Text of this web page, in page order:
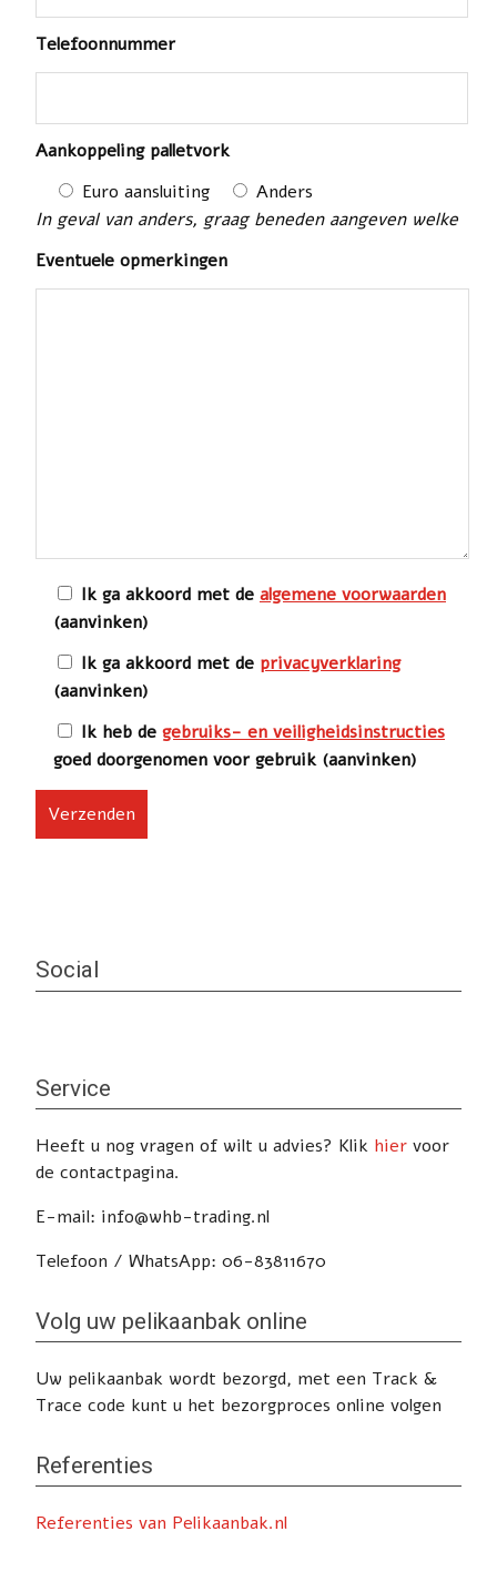
Telefoonnummer
Aankoppeling palletvork
Euro aansluiting
Anders
In geval van anders, graag beneden aangeven welke
Eventuele opmerkingen
Ik ga akkoord met de algemene voorwaarden
(aanvinken)
Ik ga akkoord met de privacyverklaring
(aanvinken)
Ik heb de gebruiks- en veiligheidsinstructies
goed doorgenomen voor gebruik (aanvinken)
G
l
e
d
e
d
l
e
g
e
l
a
t
n
.
Social
Service
Heeft u nog vragen of wilt u advies? Klik hier voor
de contactpagina.
E-mail: info@whb-trading.nl
Telefoon / WhatsApp: 06-83811670
Volg uw pelikaanbak online
Uw pelikaanbak wordt bezorgd, met een Track &
Trace code kunt u het bezorgproces online volgen
Referenties
Referenties van Pelikaanbak.nl